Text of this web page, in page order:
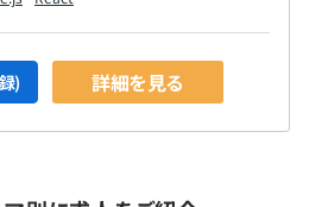
) 詳細を見る